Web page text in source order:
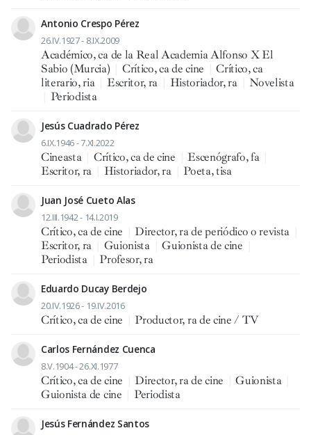
Antonio Crespo Pérez
26.IV.1927 - 8.IX.2009
Académico, ca de la Real Academia Alfonso X El
Sabio (Murcia)
Crítico, ca de cine
Crítico, ca
literario, ria
Escritor, ra Historiador, ra
Novelista
Periodista
Jesús Cuadrado Pérez
6.IX.1946 - 7.XI.2022
Cineasta Crítico, ca de cine Escenógrafo, fa
Escritor, ra
Historiador, ra Poeta, tisa
Juan José Cueto Alas
12.III.1942 - 14.I.2019
Crítico, ca de cine Director, ra de periódico o revista
Escritor, ra
Guionista Guionista de cine
Periodista
Profesor, ra
Eduardo Ducay Berdejo
20.IV.1926 - 19.IV.2016
Crítico, ca de cine Productor, ra de cine / TV
Carlos Fernández Cuenca
8.V.1904 - 26.XI.1977
Crítico, ca de cine Director, ra de cine Guionista
Guionista de cine
Periodista
Jesús Fernández Santos